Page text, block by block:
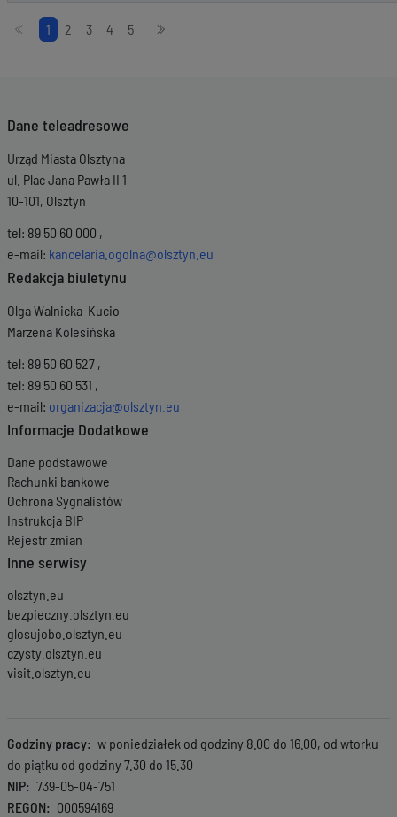
Stronicowanie
1 2 3 4 5
Dane teleadresowe
Urząd Miasta Olsztyna
ul. Plac Jana Pawła II 1
10-101, Olsztyn
tel: 89 50 60 000 ,
e-mail: kancelaria.ogolna@olsztyn.eu
Redakcja biuletynu
Olga Walnicka-Kucio
Marzena Kolesińska
tel: 89 50 60 527 ,
tel: 89 50 60 531 ,
e-mail: organizacja@olsztyn.eu
Informacje Dodatkowe
Dane podstawowe
Rachunki bankowe
Ochrona Sygnalistów
Instrukcja BIP
Rejestr zmian
Inne serwisy
olsztyn.eu
bezpieczny.olsztyn.eu
glosujobo.olsztyn.eu
czysty.olsztyn.eu
visit.olsztyn.eu
Godziny pracy
w poniedziałek od godziny 8.00 do 16.00, od wtorku
do piątku od godziny 7.30 do 15.30
NIP
739-05-04-751
REGON
000594169